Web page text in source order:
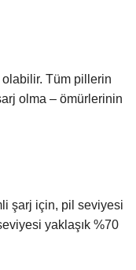
Tüm pillerin
olma – ömürlerinin
şarj için, pil seviyesi
yaklaşık %70